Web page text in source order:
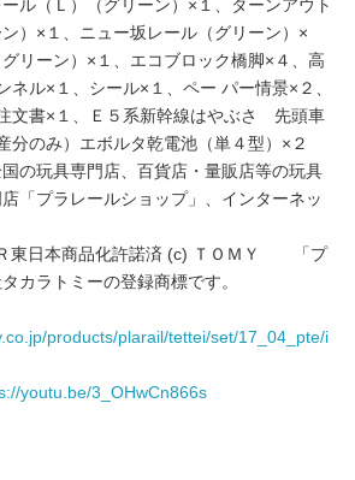
ル（Ｌ）（グリーン）×１、ターンアウト
）×１、ニュー坂レール（グリーン）×
リーン）×１、エコブロック橋脚×４、高
ネル×１、シール×１、ペー パー情景×２、
文書×１、Ｅ５系新幹線はやぶさ 先頭車
分のみ）エボルタ乾電池（単４型）×２
玩具専門店、百貨店・量販店等の玩具
「プラレールショップ」、インターネッ
日本商品化許諾済 (c) ＴＯＭＹ 「プ
カラトミーの登録商標です。
products/plarail/tettei/set/17_04_pte/i
youtu.be/3_OHwCn866s